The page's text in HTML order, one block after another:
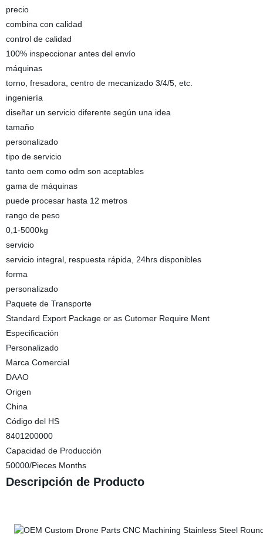
precio
combina con calidad
control de calidad
100% inspeccionar antes del envío
máquinas
torno, fresadora, centro de mecanizado 3/4/5, etc.
ingeniería
diseñar un servicio diferente según una idea
tamaño
personalizado
tipo de servicio
tanto oem como odm son aceptables
gama de máquinas
puede procesar hasta 12 metros
rango de peso
0,1-5000kg
servicio
servicio integral, respuesta rápida, 24hrs disponibles
forma
personalizado
Paquete de Transporte
Standard Export Package or as Cutomer Require Ment
Especificación
Personalizado
Marca Comercial
DAAO
Origen
China
Código del HS
8401200000
Capacidad de Producción
50000/Pieces Months
Descripción de Producto